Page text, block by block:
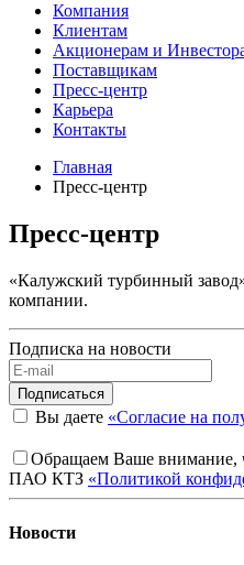
Компания
Клиентам
Акционерам и
Поставщикам
Пресс-центр
Карьера
Контакты
Главная
Пресс-центр
Пресс-центр
«Калужский турбинный
компании.
Подписка на новости
Подписаться
Вы даете «Согласие на
Обращаем Ваше внимание,
ПАО КТЗ «Политикой
Новости